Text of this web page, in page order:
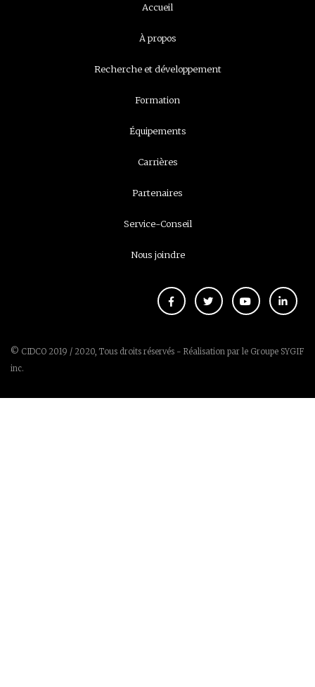
Accueil
À propos
Recherche et développement
Formation
Équipements
Carrières
Partenaires
Service-Conseil
Nous joindre
© CIDCO 2019 / 2020, Tous droits réservés - Réalisation par le Groupe SYGIF
inc.